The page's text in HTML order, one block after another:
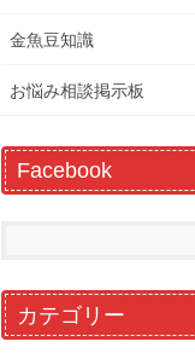
金魚豆知識
お悩み相談掲示板
Facebook
カテゴリー